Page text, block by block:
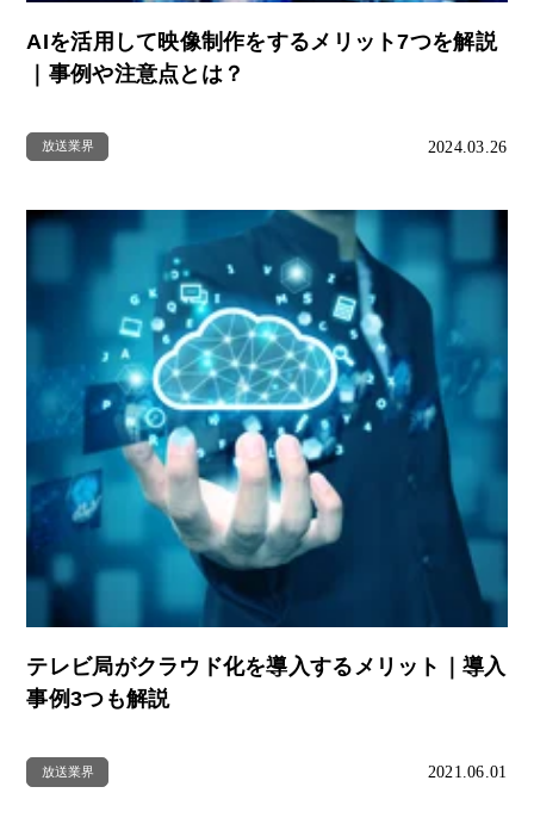
AIを活用して映像制作をするメリット7つを解説
｜事例や注意点とは？
放送業界 2024.03.26
テレビ局がクラウド化を導入するメリット｜導入
事例3つも解説
放送業界 2021.06.01